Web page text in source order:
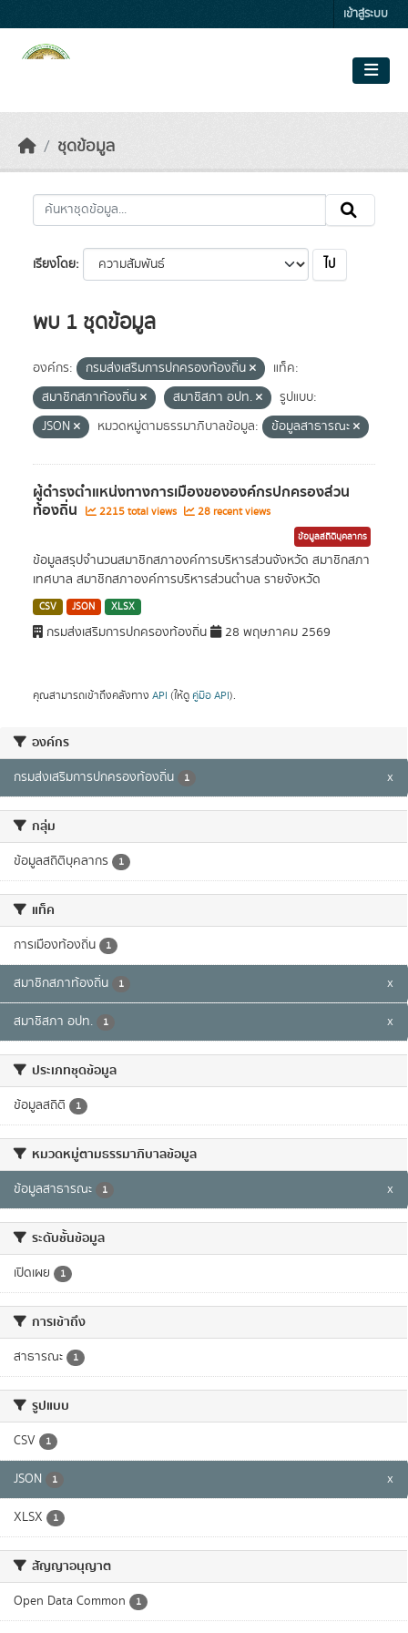
เข้าสู่ระบบ
ชุดข้อมูล
องค์กร
กรมส่งเสริมการปกครองท้องถิ่น 1 x
กลุ่ม
ข้อมูลสถิติบุคลากร 1
แท็ค
การเมืองท้องถิ่น 1
สมาชิกสภาท้องถิ่น 1 x
สมาชิสภา อปท. 1 x
ประเภทชุดข้อมูล
ข้อมูลสถิติ 1
หมวดหมู่ตามธรรมาภิบาลข้อมูล
ข้อมูลสาธารณะ 1 x
ระดับชั้นข้อมูล
เปิดเผย 1
การเข้าถึง
สาธารณะ 1
รูปแบบ
CSV 1
JSON 1 x
XLSX 1
สัญญาอนุญาต
Open Data Common 1
เรียงโดย ไป
พบ 1 ชุดข้อมูล
องค์กร: กรมส่งเสริมการปกครองท้องถิ่น
แท็ค:
สมาชิกสภาท้องถิ่น
สมาชิสภา อปท.
รูปแบบ:
JSON
หมวดหมู่ตามธรรมาภิบาลข้อมูล: ข้อมูลสาธารณะ
ผู้ดำรงตำแหน่งทางการเมืองขององค์กรปกครองส่วน
ท้องถิ่น 2215 total views 28 recent views
ข้อมูลสถิติบุคลากร
ข้อมูลสรุปจำนวนสมาชิกสภาองค์การบริหารส่วนจังหวัด สมาชิกสภา
เทศบาล สมาชิกสภาองค์การบริหารส่วนตำบล รายจังหวัด
CSV JSON XLSX
กรมส่งเสริมการปกครองท้องถิ่น 28 พฤษภาคม 2569
คุณสามารถเข้าถึงคลังทาง API (ให้ดู คู่มือ API).